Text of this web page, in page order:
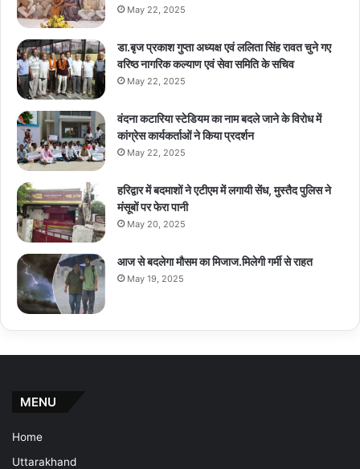
May 22, 2025
डा.बृज प्रकाश गुप्ता अध्यक्ष एवं ललिता सिंह रावत चुने गए
वरिष्ठ नागरिक कल्याण एवं सेवा समिति के सचिव
May 22, 2025
वंदना कटारिया स्टेडियम का नाम बदले जाने के विरोध में
कांग्रेस कार्यकर्ताओं ने किया प्रदर्शन
May 22, 2025
हरिद्वार में बदमाशों ने एटीएम में लगायी सेंध, मुस्तैद पुलिस ने
मंसूबों पर फेरा पानी
May 20, 2025
आज से बदलेगा मौसम का मिजाज.मिलेगी गर्मी से राहत
May 19, 2025
MENU
Home
Uttarakhand